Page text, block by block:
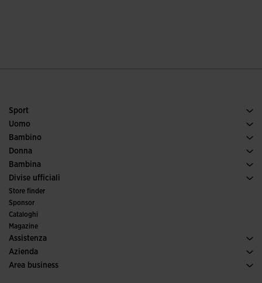
Sport
Tennis
Calcio
Running
Trail running
Uomo
Scarpe uomo
Sport
Bambino
Vedi tutto abbigliamento bambino
Donna
Abbigliamento donna
Sport
Bambina
Vedi tutto abbigliamento bambina
Divise ufficiali
Calcio
Calcio a 5
Comitati e federazioni
Edizioni speciali
Store finder
Sponsor
Cataloghi
Magazine
Assistenza
Condizioni per gli acquisti
Trasporti e consegna
Azienda
Storia
Area business